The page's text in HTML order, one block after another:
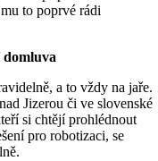
to poprvé rádi
domluva
a to vždy na jaře.
Jizerou či ve slovenské
si chtějí prohlédnout
pro robotizaci, se